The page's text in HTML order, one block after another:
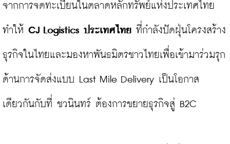
จากการจดทะเบียนในตลาดหลักทรัพย์แห่งประเทศไทย
ทำให้ CJ Logistics ประเทศไทย ที่กำลังปัดฝุ่นโครงสร้าง
ธุรกิจในไทยและมองหาพันธมิตรชาวไทยเพื่อเข้ามาร่วมรุก
ด้านการจัดส่งแบบ Last Mile Delivery เป็นโอกาส
เดียวกันกับที่ ชวนินทร์ ต้องการขยายธุรกิจสู่ B2C